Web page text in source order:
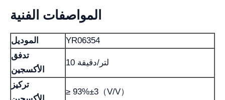
المواصفات الفنية
الموديل
YR06354
تدفق
الأكسجين
10 لتر/دقيقة
تركيز
≥ 93%±3（V/V）